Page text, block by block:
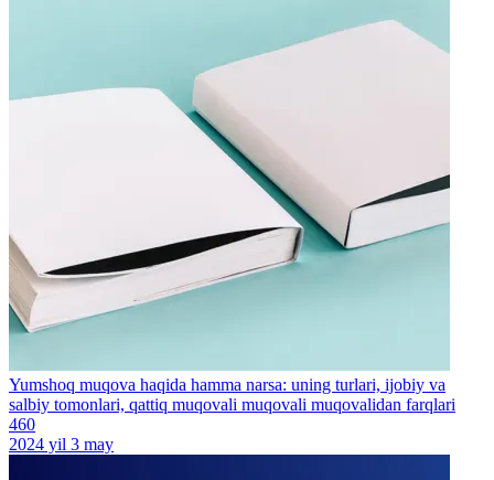
Yumshoq muqova haqida hamma narsa: uning turlari, ijobiy va
salbiy tomonlari, qattiq muqovali muqovali muqovalidan farqlari
460
2024 yil 3 may